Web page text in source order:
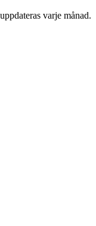
varje månad.